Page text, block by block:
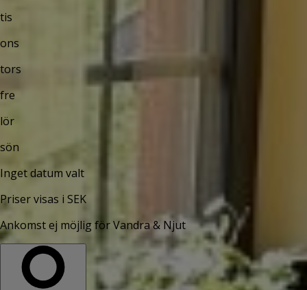
tis
ons
tors
fre
lör
sön
Inget datum valt
Priser visas i SEK
Ankomst ej möjlig för Vandra & Njut